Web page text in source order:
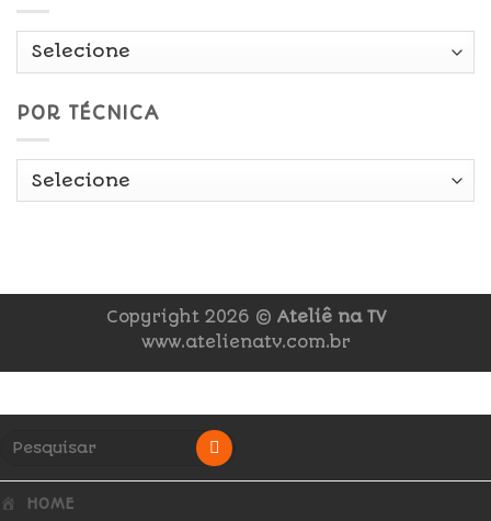
POR TÉCNICA
Copyright 2026 © Ateliê na TV
www.atelienatv.com.br
HOME